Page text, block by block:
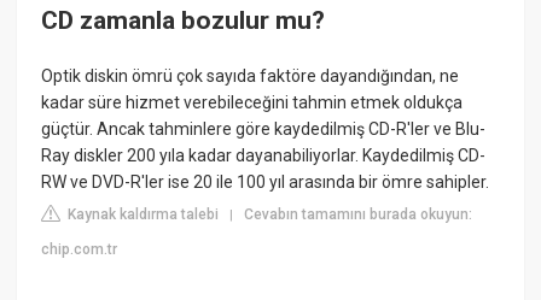
CD zamanla bozulur mu?
Optik diskin ömrü çok sayıda faktöre dayandığından, ne
kadar süre hizmet verebileceğini tahmin etmek oldukça
güçtür. Ancak tahminlere göre kaydedilmiş CD-R'ler ve Blu-
Ray diskler 200 yıla kadar dayanabiliyorlar. Kaydedilmiş CD-
RW ve DVD-R'ler ise 20 ile 100 yıl arasında bir ömre sahipler.
Kaynak kaldırma talebi |Cevabın tamamını burada okuyun:
chip.com.tr